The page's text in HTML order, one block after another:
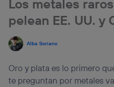
Los metales
pelean EE. UU. y
Alba Soriano
Oro y plata es lo primero
te preguntan por metales